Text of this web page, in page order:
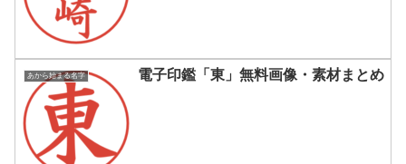
あから始まる名字 電子印鑑「東」無料画像・素材まとめ